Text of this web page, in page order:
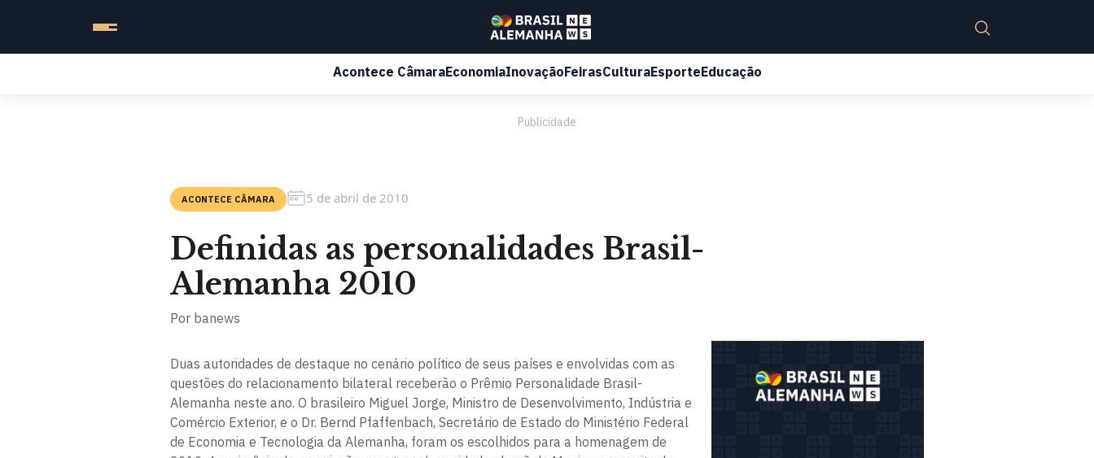
Acontece CâmaraEconomiaInovaçãoFeirasCulturaEsporteEducação
Publicidade
ACONTECE CÂMARA 5 de abril de 2010
Definidas as personalidades Brasil-
Alemanha 2010
Por banews
Duas autoridades de destaque no cenário político de seus países e envolvidas com as
questões do relacionamento bilateral receberão o Prêmio Personalidade Brasil-
Alemanha neste ano. O brasileiro Miguel Jorge, Ministro de Desenvolvimento, Indústria e
Comércio Exterior, e o Dr. Bernd Pfaffenbach, Secretário de Estado do Ministério Federal
de Economia e Tecnologia da Alemanha, foram os escolhidos para a homenagem de